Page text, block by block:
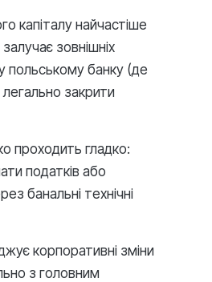
капіталу найчастіше
зовнішніх
польському банку (де
закрити
проходить гладко:
податків або
банальні технічні
корпоративні зміни
з головним